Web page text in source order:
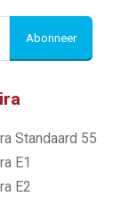
Abonneer
Standaard 55
E1
E2